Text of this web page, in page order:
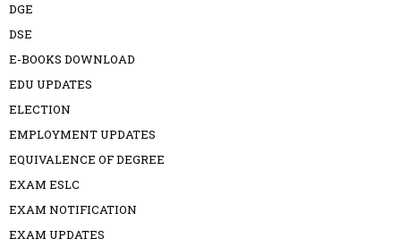
DGE
DSE
E-BOOKS DOWNLOAD
EDU UPDATES
ELECTION
EMPLOYMENT UPDATES
EQUIVALENCE OF DEGREE
EXAM ESLC
EXAM NOTIFICATION
EXAM UPDATES